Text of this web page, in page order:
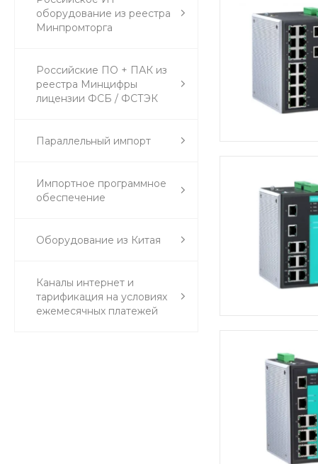
оборудование из реестра
Минпромторга
Российские ПО + ПАК из
реестра Минцифры
лицензии ФСБ / ФСТЭК
Параллельный импорт
Импортное программное
обеспечение
Оборудование из Китая
Каналы интернет и
тарификация на условиях
ежемесячных платежей